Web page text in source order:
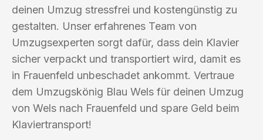
deinen Umzug stressfrei und kostengünstig zu
gestalten. Unser erfahrenes Team von
Umzugsexperten sorgt dafür, dass dein Klavier
sicher verpackt und transportiert wird, damit es
in Frauenfeld unbeschadet ankommt. Vertraue
dem Umzugskönig Blau Wels für deinen Umzug
von Wels nach Frauenfeld und spare Geld beim
Klaviertransport!